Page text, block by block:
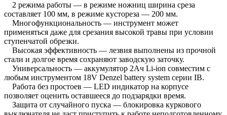
2 режима работы — в режиме ножниц ширина среза
составляет 100 мм, в режиме кустореза — 200 мм.
Многофункциональность — инструмент может
применяться даже для срезания высокой травы при условии
ступенчатой обрезки.
Высокая эффективность — лезвия выполнены из прочной
стали и долгое время сохраняют заводскую заточку.
Универсальность — аккумулятор 2Ач Li-ion совместим с
любым инструментом 18V Denzel battery system серии IB.
Работа без простоев — LED индикатор на корпусе
позволяет оценить оставшееся до подзарядки время.
Защита от случайного пуска — блокировка куркового